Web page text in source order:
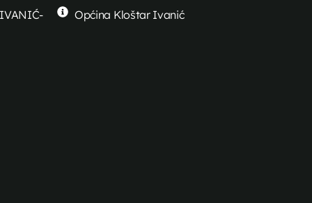
Općina Kloštar Ivanić